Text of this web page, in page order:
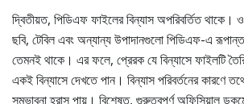
দ্বিতীয়ত, পিডিএফ ফাইলের বিন্যাস অপরিবর্তিত থাকে।
ছবি, টেবিল এবং অন্যান্য উপাদানগুলো পিডিএফ-এ
তেমনই থাকে। এর ফলে, প্রেরক যে বিন্যাসে ফাইলটি
একই বিন্যাসে দেখতে পান। বিন্যাস পরিবর্তনের কারণে
সম্ভাবনা হ্রাস পায়। বিশেষত, গুরুত্বপূর্ণ অফিসিয়াল